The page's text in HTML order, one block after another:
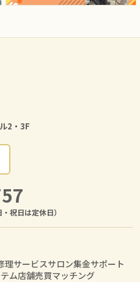
2・3F
祝日は定休日）
理サービスサロン集金サポート
ム店舗売買マッチング